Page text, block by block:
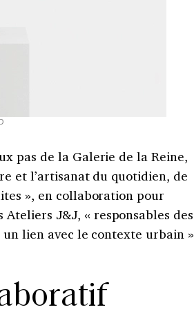
pas de la Galerie de la Reine,
et l’artisanat du quotidien, de
», en collaboration pour
Ateliers J&J, « responsables des
lien avec le contexte urbain